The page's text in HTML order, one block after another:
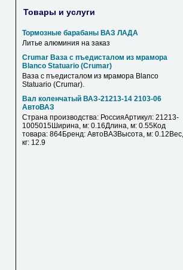
Товары и услуги
Тормозные барабаны ВАЗ ЛАДА
Литье алюминия на заказ
Crumar Ваза с пъедисталом из мрамора
Blanco Statuario (Crumar)
Ваза с пъедисталом из мрамора Blanco
Statuario (Crumar).
Вал коленчатый ВАЗ-21213-14 2103-06
АвтоВАЗ
Страна производства: РоссияАртикул: 21213-
1005015Ширина, м: 0.16Длина, м: 0.55Код
товара: 864Бренд: АвтоВАЗВысота, м: 0.12Вес,
кг: 12.9